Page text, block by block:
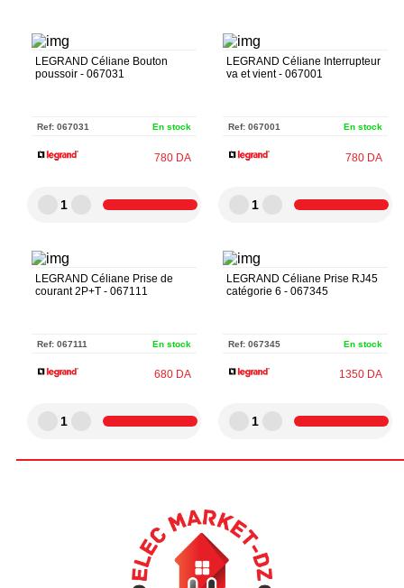
LEGRAND Céliane Bouton
poussoir - 067031
Ref: 067031 En stock
780 DA
1
LEGRAND Céliane Interrupteur
va et vient - 067001
Ref: 067001 En stock
780 DA
1
LEGRAND Céliane Prise de
courant 2P+T - 067111
Ref: 067111 En stock
680 DA
1
LEGRAND Céliane Prise RJ45
catégorie 6 - 067345
Ref: 067345 En stock
1350 DA
1